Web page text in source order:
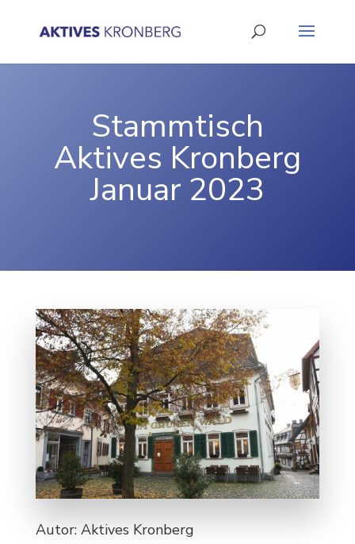
Stammtisch
Aktives Kronberg
Januar 2023
Autor: Aktives Kronberg